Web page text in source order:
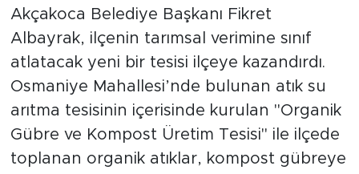
Akçakoca Belediye Başkanı Fikret
Albayrak, ilçenin tarımsal verimine sınıf
atlatacak yeni bir tesisi ilçeye kazandırdı.
Osmaniye Mahallesi’nde bulunan atık su
arıtma tesisinin içerisinde kurulan "Organik
Gübre ve Kompost Üretim Tesisi" ile ilçede
toplanan organik atıklar, kompost gübreye